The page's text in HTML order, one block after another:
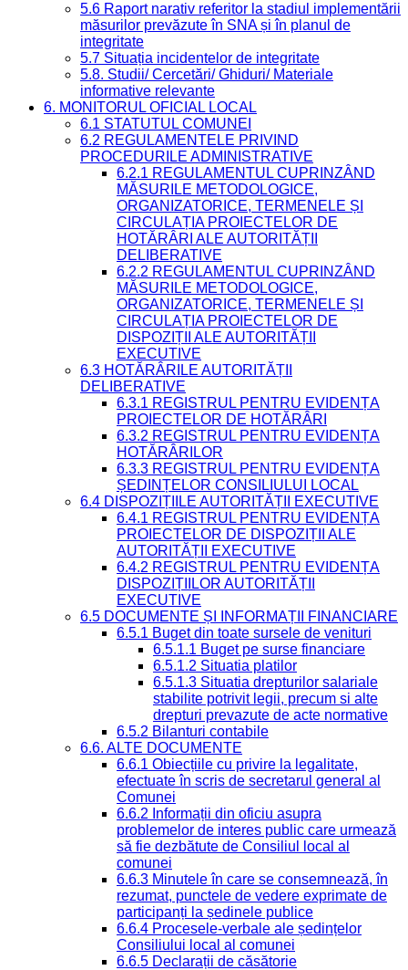
5.6 Raport narativ referitor la stadiul implementării
măsurilor prevăzute în SNA și în planul de
integritate
5.7 Situația incidentelor de integritate
5.8. Studii/ Cercetări/ Ghiduri/ Materiale
informative relevante
6. MONITORUL OFICIAL LOCAL
6.1 STATUTUL COMUNEI
6.2 REGULAMENTELE PRIVIND
PROCEDURILE ADMINISTRATIVE
6.2.1 REGULAMENTUL CUPRINZÂND
MĂSURILE METODOLOGICE,
ORGANIZATORICE, TERMENELE ȘI
CIRCULAȚIA PROIECTELOR DE
HOTĂRÂRI ALE AUTORITĂȚII
DELIBERATIVE
6.2.2 REGULAMENTUL CUPRINZÂND
MĂSURILE METODOLOGICE,
ORGANIZATORICE, TERMENELE ȘI
CIRCULAȚIA PROIECTELOR DE
DISPOZIȚII ALE AUTORITĂȚII
EXECUTIVE
6.3 HOTĂRÂRILE AUTORITĂȚII
DELIBERATIVE
6.3.1 REGISTRUL PENTRU EVIDENȚA
PROIECTELOR DE HOTĂRÂRI
6.3.2 REGISTRUL PENTRU EVIDENȚA
HOTĂRÂRILOR
6.3.3 REGISTRUL PENTRU EVIDENȚA
ȘEDINȚELOR CONSILIULUI LOCAL
6.4 DISPOZIȚIILE AUTORITĂȚII EXECUTIVE
6.4.1 REGISTRUL PENTRU EVIDENȚA
PROIECTELOR DE DISPOZIȚII ALE
AUTORITĂȚII EXECUTIVE
6.4.2 REGISTRUL PENTRU EVIDENȚA
DISPOZIȚIILOR AUTORITĂȚII
EXECUTIVE
6.5 DOCUMENTE ȘI INFORMAȚII FINANCIARE
6.5.1 Buget din toate sursele de venituri
6.5.1.1 Buget pe surse financiare
6.5.1.2 Situatia platilor
6.5.1.3 Situatia drepturilor salariale
stabilite potrivit legii, precum si alte
drepturi prevazute de acte normative
6.5.2 Bilanturi contabile
6.6. ALTE DOCUMENTE
6.6.1 Obiecțiile cu privire la legalitate,
efectuate în scris de secretarul general al
Comunei
6.6.2 Informații din oficiu asupra
problemelor de interes public care urmează
să fie dezbătute de Consiliul local al
comunei
6.6.3 Minutele în care se consemnează, în
rezumat, punctele de vedere exprimate de
participanți la ședinele publice
6.6.4 Procesele-verbale ale ședințelor
Consiliului local al comunei
6.6.5 Declarații de căsătorie